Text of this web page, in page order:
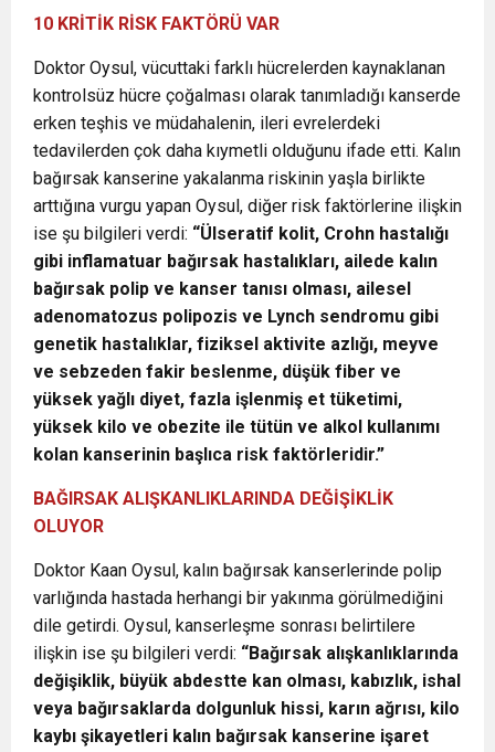
10 KRİTİK RİSK FAKTÖRÜ VAR
Doktor Oysul, vücuttaki farklı hücrelerden kaynaklanan
kontrolsüz hücre çoğalması olarak tanımladığı kanserde
erken teşhis ve müdahalenin, ileri evrelerdeki
tedavilerden çok daha kıymetli olduğunu ifade etti. Kalın
bağırsak kanserine yakalanma riskinin yaşla birlikte
arttığına vurgu yapan Oysul, diğer risk faktörlerine ilişkin
ise şu bilgileri verdi: “Ülseratif kolit, Crohn hastalığı
gibi inflamatuar bağırsak hastalıkları, ailede kalın
bağırsak polip ve kanser tanısı olması, ailesel
adenomatozus polipozis ve Lynch sendromu gibi
genetik hastalıklar, fiziksel aktivite azlığı, meyve
ve sebzeden fakir beslenme, düşük fiber ve
yüksek yağlı diyet, fazla işlenmiş et tüketimi,
yüksek kilo ve obezite ile tütün ve alkol kullanımı
kolan kanserinin başlıca risk faktörleridir.”
BAĞIRSAK ALIŞKANLIKLARINDA DEĞİŞİKLİK
OLUYOR
Doktor Kaan Oysul, kalın bağırsak kanserlerinde polip
varlığında hastada herhangi bir yakınma görülmediğini
dile getirdi. Oysul, kanserleşme sonrası belirtilere
ilişkin ise şu bilgileri verdi: “Bağırsak alışkanlıklarında
değişiklik, büyük abdestte kan olması, kabızlık, ishal
veya bağırsaklarda dolgunluk hissi, karın ağrısı, kilo
kaybı şikayetleri kalın bağırsak kanserine işaret